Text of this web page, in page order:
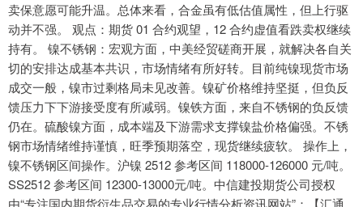
卖保意愿可能升温。总体来看，合金虽有低估值属性，但上行驱
动并不强。 观点：期货 01 合约观望，12 合约虚值看跌卖权继续
持有。 镍不锈钢：宏观方面，中美经贸磋商开展，就解决各自关
切的安排达成基本共识，市场情绪有所好转。目前纯镍现货市场
成交一般，镍市过剩格局未见改善。镍矿价格维持坚挺，但负反
馈压力下下游接受度有所减弱。镍铁方面，来自不锈钢的负反馈
仍在。硫酸镍方面，成本端及下游需求支撑镍盐价格偏强。不锈
钢市场情绪维持谨慎，旺季预期落空，现货继续疲软。 操作上，
镍不锈钢区间操作。沪镍 2512 参考区间 118000-126000 元/吨。
SS2512 参考区间 12300-13000元/吨。中信建投期货公司授权